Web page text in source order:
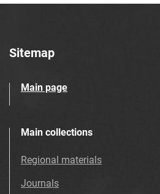
Sitemap
Main page
Main collections
Regional materials
Journals